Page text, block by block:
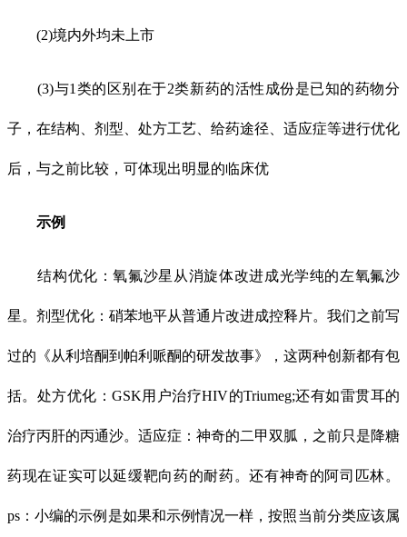
(2)境内外均未上市
(3)与1类的区别在于2类新药的活性成份是已知的药物分
子，在结构、剂型、处方工艺、给药途径、适应症等进行优化
后，与之前比较，可体现出明显的临床优
示例
结构优化：氧氟沙星从消旋体改进成光学纯的左氧氟沙
星。剂型优化：硝苯地平从普通片改进成控释片。我们之前写
过的《从利培酮到帕利哌酮的研发故事》，这两种创新都有包
括。处方优化：GSK用户治疗HIV的Triumeg;还有如雷贯耳的
治疗丙肝的丙通沙。适应症：神奇的二甲双胍，之前只是降糖
药现在证实可以延缓靶向药的耐药。还有神奇的阿司匹林。
ps：小编的示例是如果和示例情况一样，按照当前分类应该属